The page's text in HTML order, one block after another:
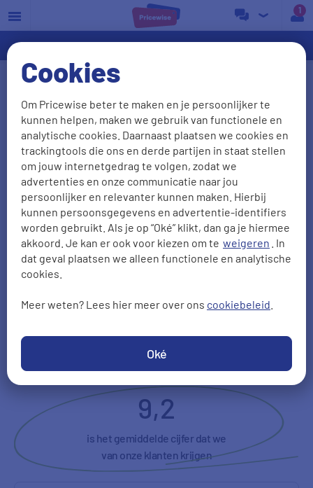
Cookies
Om Pricewise beter te maken en je persoonlijker te
kunnen helpen, maken we gebruik van functionele en
analytische cookies. Daarnaast plaatsen we cookies en
trackingtools die ons en derde partijen in staat stellen
om jouw internetgedrag te volgen, zodat we
advertenties en onze communicatie naar jou
persoonlijker en relevanter kunnen maken. Hierbij
kunnen persoonsgegevens en advertentie-identifiers
worden gebruikt. Als je op “Oké” klikt, dan ga je hiermee
akkoord. Je kan er ook voor kiezen om te weigeren . In
dat geval plaatsen we alleen functionele en analytische
cookies.
Meer weten? Lees hier meer over ons cookiebeleid
Oké
a
overstappers vergelijken
We waarderen het als onze klanten vertellen wat ze
van ons vinden. Het liefst zien we natuurlijk dat je
tevreden bent, maar ook kritiek is welkom: daar
leren we van! Zo kunnen we je in de toekomst
alleen maar beter van dienst zijn. Hieronder lees je
38011ervaringen metonze energievergelijker.
NPS Aanbevelen
Duidelijkheid
9,2
is het gemiddelde cijfer dat we
van onze klanten krijgen